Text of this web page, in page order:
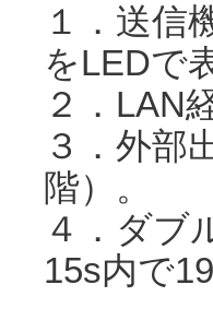
１．送信
をLEDで
２．LAN
３．外部
階）。
４．ダブ
15s内で